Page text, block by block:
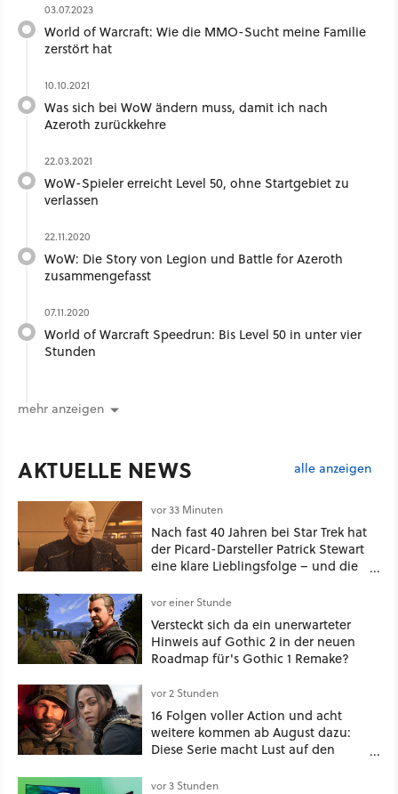
03.07.2023
World of Warcraft: Wie die MMO-Sucht meine Familie
zerstört hat
10.10.2021
Was sich bei WoW ändern muss, damit ich nach
Azeroth zurückkehre
22.03.2021
WoW-Spieler erreicht Level 50, ohne Startgebiet zu
verlassen
22.11.2020
WoW: Die Story von Legion und Battle for Azeroth
zusammengefasst
07.11.2020
World of Warcraft Speedrun: Bis Level 50 in unter vier
Stunden
mehr anzeigen
AKTUELLE NEWS alle anzeigen
vor 33 Minuten
Nach fast 40 Jahren bei Star Trek hat
der Picard-Darsteller Patrick Stewart
eine klare Lieblingsfolge – und die
vor einer Stunde
Versteckt sich da ein unerwarteter
Hinweis auf Gothic 2 in der neuen
Roadmap für's Gothic 1 Remake?
vor 2 Stunden
16 Folgen voller Action und acht
weitere kommen ab August dazu:
Diese Serie macht Lust auf den
vor 3 Stunden